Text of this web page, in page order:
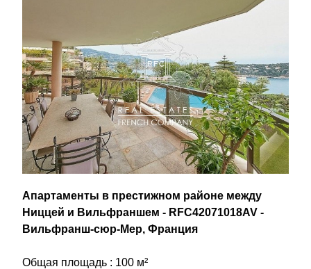
Апартаменты в престижном районе между
Ниццей и Вильфраншем - RFC42071018AV -
Вильфранш-сюр-Мер, Франция
Общая площадь : 100 м²